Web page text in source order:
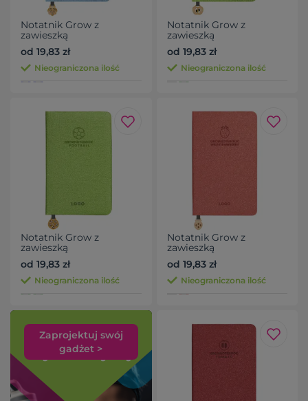
Notatnik Grow z
zawieszką
od 19,83 zł
Nieograniczona ilość
Notatnik Grow z
zawieszką
od 19,83 zł
Nieograniczona ilość
Notatnik Grow z
zawieszką
od 19,83 zł
Nieograniczona ilość
Notatnik Grow z
zawieszką
od 19,83 zł
Nieograniczona ilość
Zaprojektuj swój
gadżet >